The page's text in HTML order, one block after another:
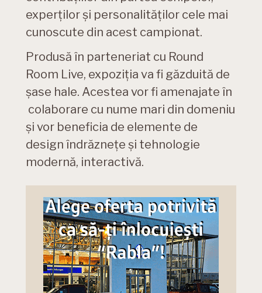
experților și personalităților cele mai
cunoscute din acest campionat.
Produsă în parteneriat cu Round
Room Live, expoziția va fi găzduită de
șase hale. Acestea vor fi amenajate în
colaborare cu nume mari din domeniu
și vor beneficia de elemente de
design îndrăznețe și tehnologie
modernă, interactivă.